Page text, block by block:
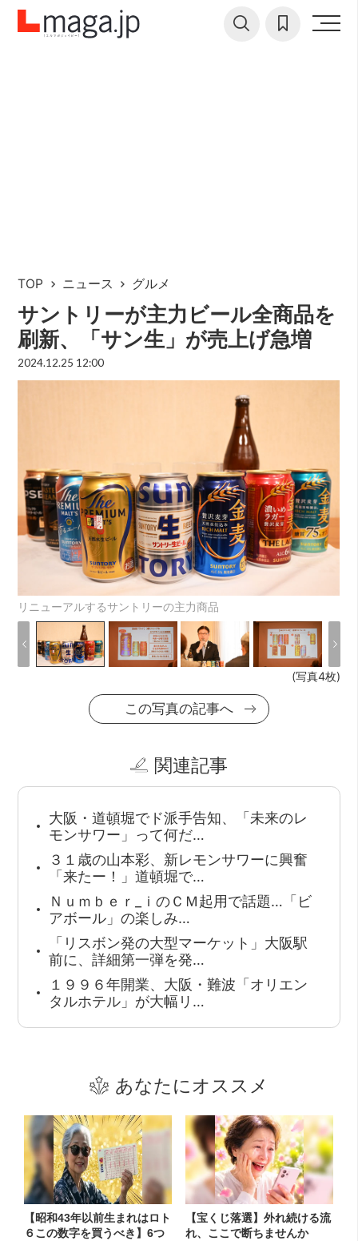
TOP ニュース グルメ
サントリーが主力ビール全商品を
刷新、「サン生」が売上げ急増
2024.12.25 12:00
リニューアルするサントリーの主力商品
(写真4枚)
この写真の記事へ
関連記事
大阪・道頓堀でド派手告知、「未来のレ
モンサワー」って何だ…
３１歳の山本彩、新レモンサワーに興奮
「来たー！」道頓堀で…
Ｎｕｍｂｅｒ_ｉのＣＭ起用で話題…「ビ
アボール」の楽しみ…
「リスボン発の大型マーケット」大阪駅
前に、詳細第一弾を発…
１９９６年開業、大阪・難波「オリエン
タルホテル」が大幅リ…
あなたにオススメ
【昭和43年以前生まれはロト
６この数字を買うべき】6つ
【宝くじ落選】外れ続ける流
れ、ここで断ちませんか